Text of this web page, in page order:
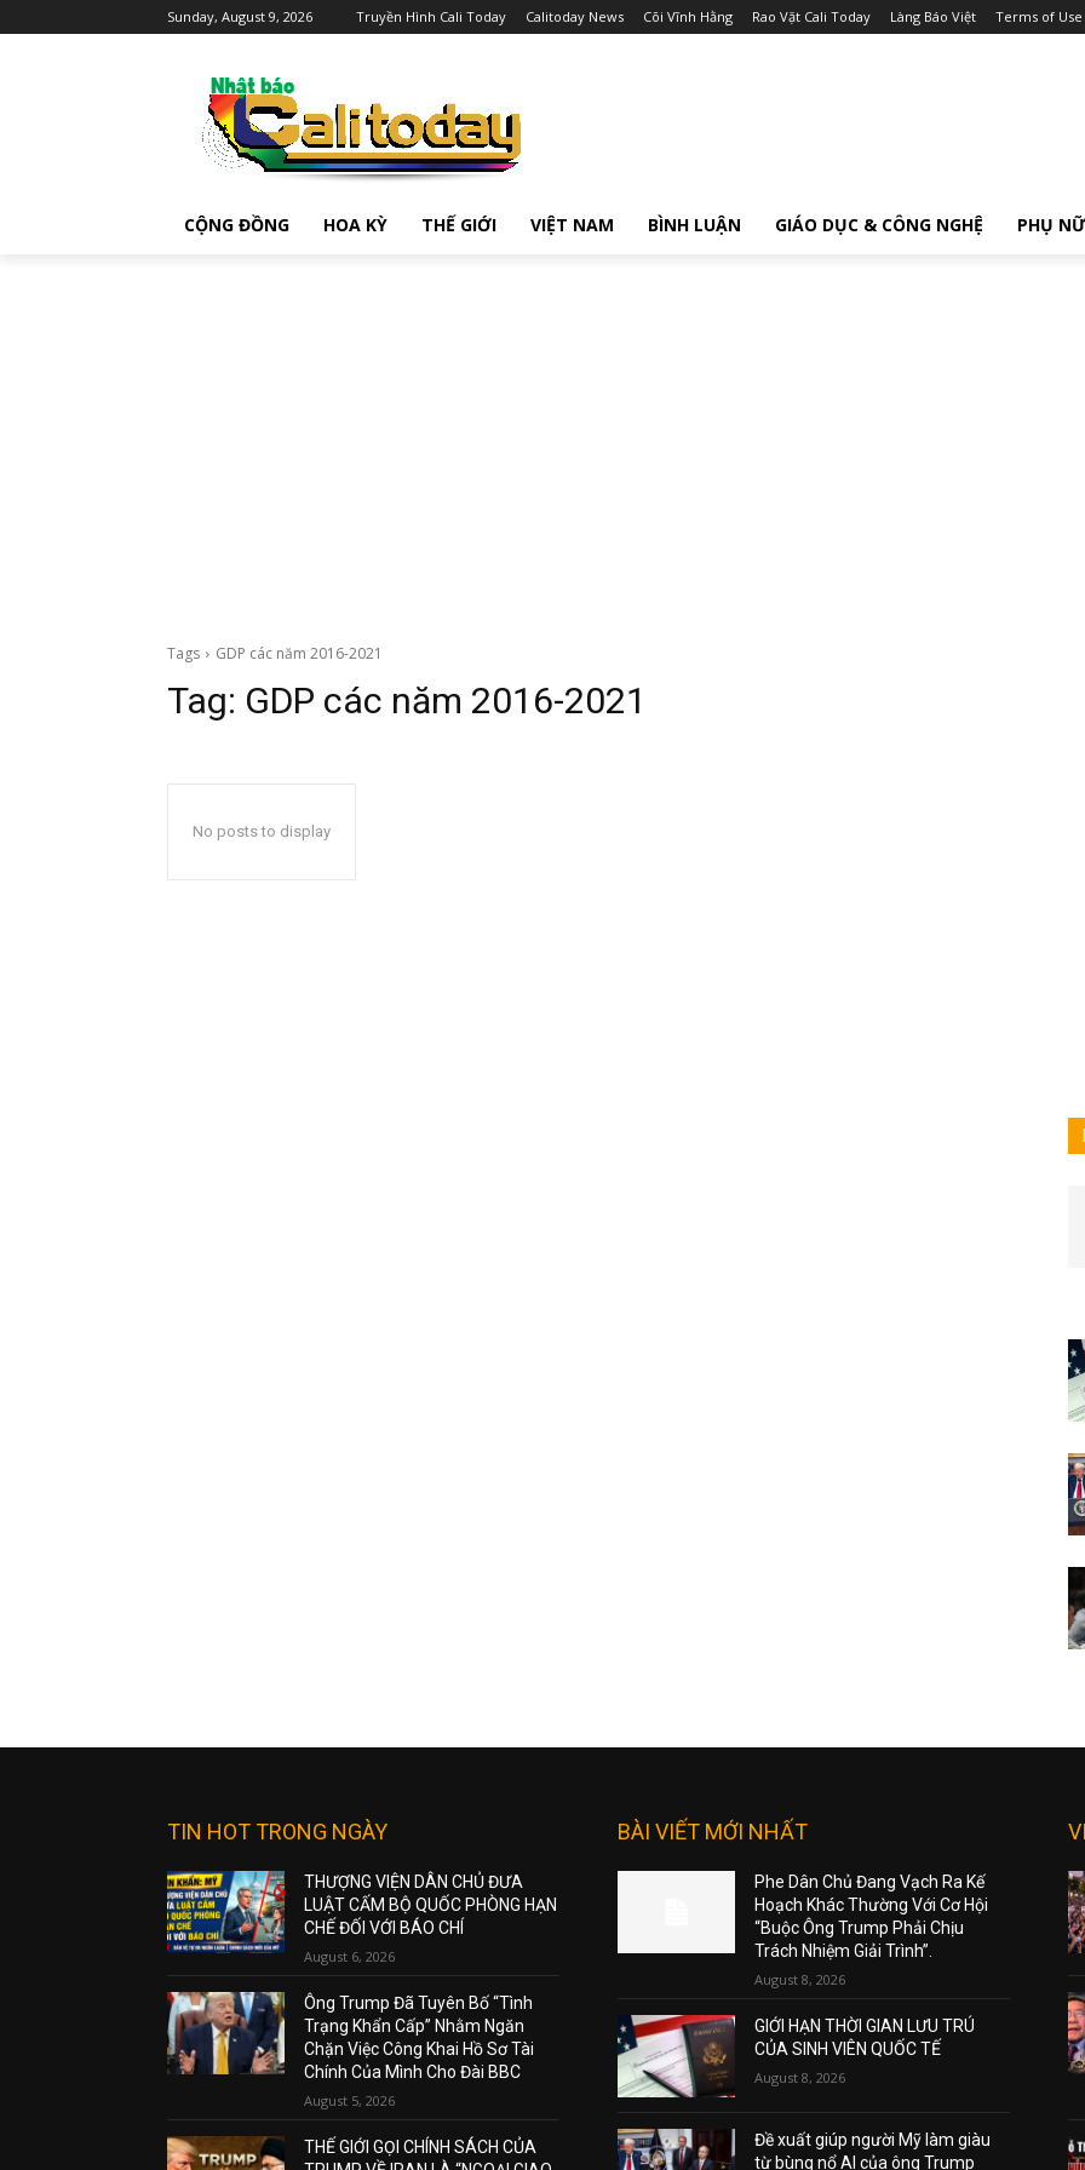
Sunday, August 9, 2026 Truyền Hình Cali Today Calitoday News Cõi Vĩnh Hằng Rao Vặt Cali Today Làng Báo Việt Terms of Use
CỘNG ĐỒNG HOA KỲ THẾ GIỚI VIỆT NAM BÌNH LUẬN GIÁO DỤC & CÔNG NGHỆ PHỤ NỮ
Tags GDP các năm 2016-2021
Tag: GDP các năm 2016-2021
No posts to display
TIN HOT TRONG NGÀY
THƯỢNG VIỆN DÂN CHỦ ĐƯA
LUẬT CẤM BỘ QUỐC PHÒNG HẠN
CHẾ ĐỐI VỚI BÁO CHÍ
August 6, 2026
Ông Trump Đã Tuyên Bố “Tình
Trạng Khẩn Cấp” Nhằm Ngăn
Chặn Việc Công Khai Hồ Sơ Tài
Chính Của Mình Cho Đài BBC
August 5, 2026
THẾ GIỚI GỌI CHÍNH SÁCH CỦA
BÀI VIẾT MỚI NHẤT
Phe Dân Chủ Đang Vạch Ra Kế
Hoạch Khác Thường Với Cơ Hội
“Buộc Ông Trump Phải Chịu
Trách Nhiệm Giải Trình”.
August 8, 2026
GIỚI HẠN THỜI GIAN LƯU TRÚ
CỦA SINH VIÊN QUỐC TẾ
August 8, 2026
Đề xuất giúp người Mỹ làm giàu
từ bùng nổ AI của ông Trump